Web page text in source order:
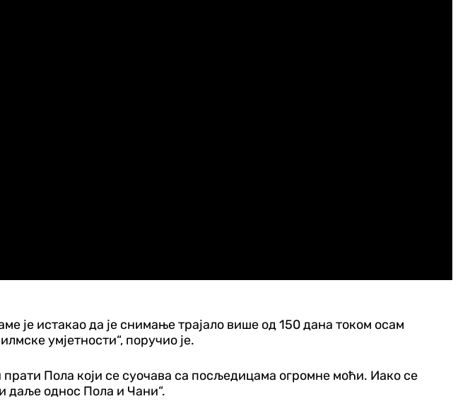
је истакао да је снимање трајало више од 150 дана током осам
умјетности“, поручио је.
Пола који се суочава са посљедицама огромне моћи. Иако се
даље однос Пола и Чани“.